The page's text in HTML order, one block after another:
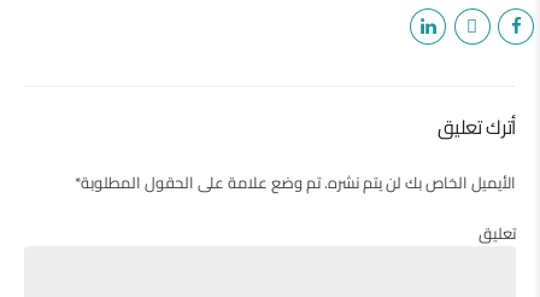
أترك تعليق
الأيميل الخاص بك لن يتم نشره. تم وضع علامة على الحقول المطلوبة*
تعليق